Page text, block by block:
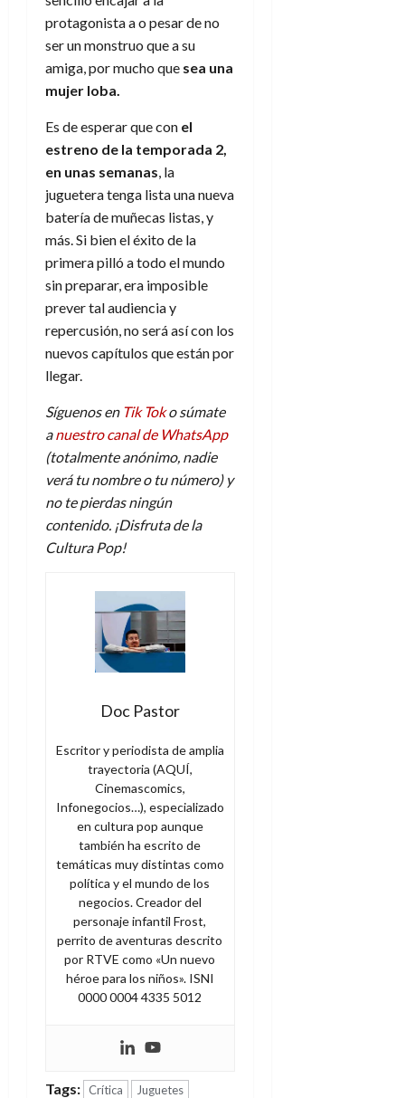
protagonista a o pesar de no
ser un monstruo que a su
amiga, por mucho que sea una
mujer loba.
Es de esperar que con el
estreno de la temporada 2,
en unas semanas, la
juguetera tenga lista una nueva
batería de muñecas listas, y
más. Si bien el éxito de la
primera pilló a todo el mundo
sin preparar, era imposible
prever tal audiencia y
repercusión, no será así con los
nuevos capítulos que están por
llegar.
Síguenos en Tik Toko súmate
anuestro canal de WhatsApp
(totalmente anónimo, nadie
verá tu nombre o tu número) y
no te pierdas ningún
contenido. ¡Disfruta de la
Cultura Pop!
Doc Pastor
Escritor y periodista de amplia
trayectoria (AQUÍ,
Cinemascomics,
Infonegocios…), especializado
en cultura pop aunque
también ha escrito de
temáticas muy distintas como
política y el mundo de los
negocios. Creador del
personaje infantil Frost,
perrito de aventuras descrito
por RTVE como «Un nuevo
héroe para los niños». ISNI
0000 0004 4335 5012
Tags: Crítica
Juguetes